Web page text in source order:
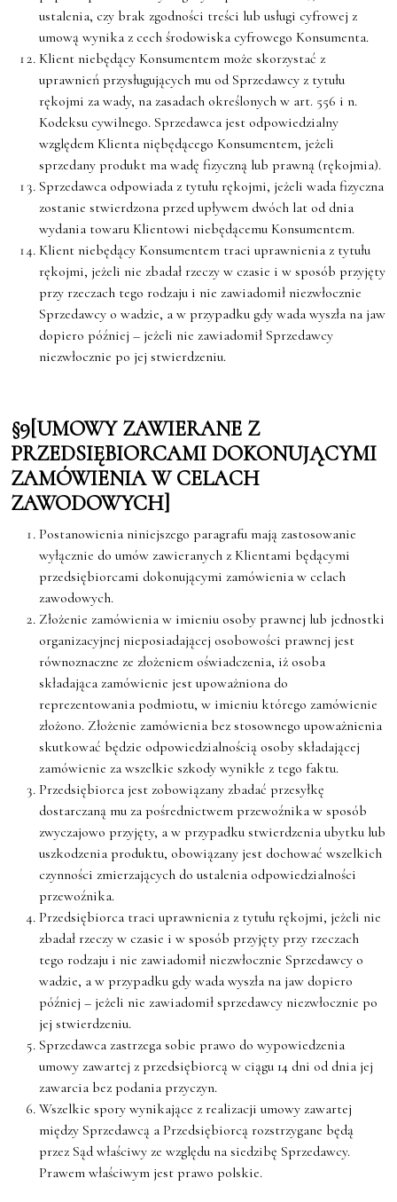
ustalenia, czy brak zgodności treści lub usługi cyfrowej z
umową wynika z cech środowiska cyfrowego Konsumenta.
Klient niebędący Konsumentem może skorzystać z
uprawnień przysługujących mu od Sprzedawcy z tytułu
rękojmi za wady, na zasadach określonych w art. 556 i n.
Kodeksu cywilnego. Sprzedawca jest odpowiedzialny
względem Klienta niębędącego Konsumentem, jeżeli
sprzedany produkt ma wadę fizyczną lub prawną (rękojmia).
Sprzedawca odpowiada z tytułu rękojmi, jeżeli wada fizyczna
zostanie stwierdzona przed upływem dwóch lat od dnia
wydania towaru Klientowi niebędącemu Konsumentem.
Klient niebędący Konsumentem traci uprawnienia z tytułu
rękojmi, jeżeli nie zbadał rzeczy w czasie i w sposób przyjęty
przy rzeczach tego rodzaju i nie zawiadomił niezwłocznie
Sprzedawcy o wadzie, a w przypadku gdy wada wyszła na jaw
dopiero później – jeżeli nie zawiadomił Sprzedawcy
niezwłocznie po jej stwierdzeniu.
§9[UMOWY ZAWIERANE Z
PRZEDSIĘBIORCAMI DOKONUJĄCYMI
ZAMÓWIENIA W CELACH
ZAWODOWYCH]
Postanowienia niniejszego paragrafu mają zastosowanie
wyłącznie do umów zawieranych z Klientami będącymi
przedsiębiorcami dokonującymi zamówienia w celach
zawodowych.
Złożenie zamówienia w imieniu osoby prawnej lub jednostki
organizacyjnej nieposiadającej osobowości prawnej jest
równoznaczne ze złożeniem oświadczenia, iż osoba
składająca zamówienie jest upoważniona do
reprezentowania podmiotu, w imieniu którego zamówienie
złożono. Złożenie zamówienia bez stosownego upoważnienia
skutkować będzie odpowiedzialnością osoby składającej
zamówienie za wszelkie szkody wynikłe z tego faktu.
Przedsiębiorca jest zobowiązany zbadać przesyłkę
dostarczaną mu za pośrednictwem przewoźnika w sposób
zwyczajowo przyjęty, a w przypadku stwierdzenia ubytku lub
uszkodzenia produktu, obowiązany jest dochować wszelkich
czynności zmierzających do ustalenia odpowiedzialności
przewoźnika.
Przedsiębiorca traci uprawnienia z tytułu rękojmi, jeżeli nie
zbadał rzeczy w czasie i w sposób przyjęty przy rzeczach
tego rodzaju i nie zawiadomił niezwłocznie Sprzedawcy o
wadzie, a w przypadku gdy wada wyszła na jaw dopiero
później – jeżeli nie zawiadomił sprzedawcy niezwłocznie po
jej stwierdzeniu.
Sprzedawca zastrzega sobie prawo do wypowiedzenia
umowy zawartej z przedsiębiorcą w ciągu 14 dni od dnia jej
zawarcia bez podania przyczyn.
Wszelkie spory wynikające z realizacji umowy zawartej
między Sprzedawcą a Przedsiębiorcą rozstrzygane będą
przez Sąd właściwy ze względu na siedzibę Sprzedawcy.
Prawem właściwym jest prawo polskie.